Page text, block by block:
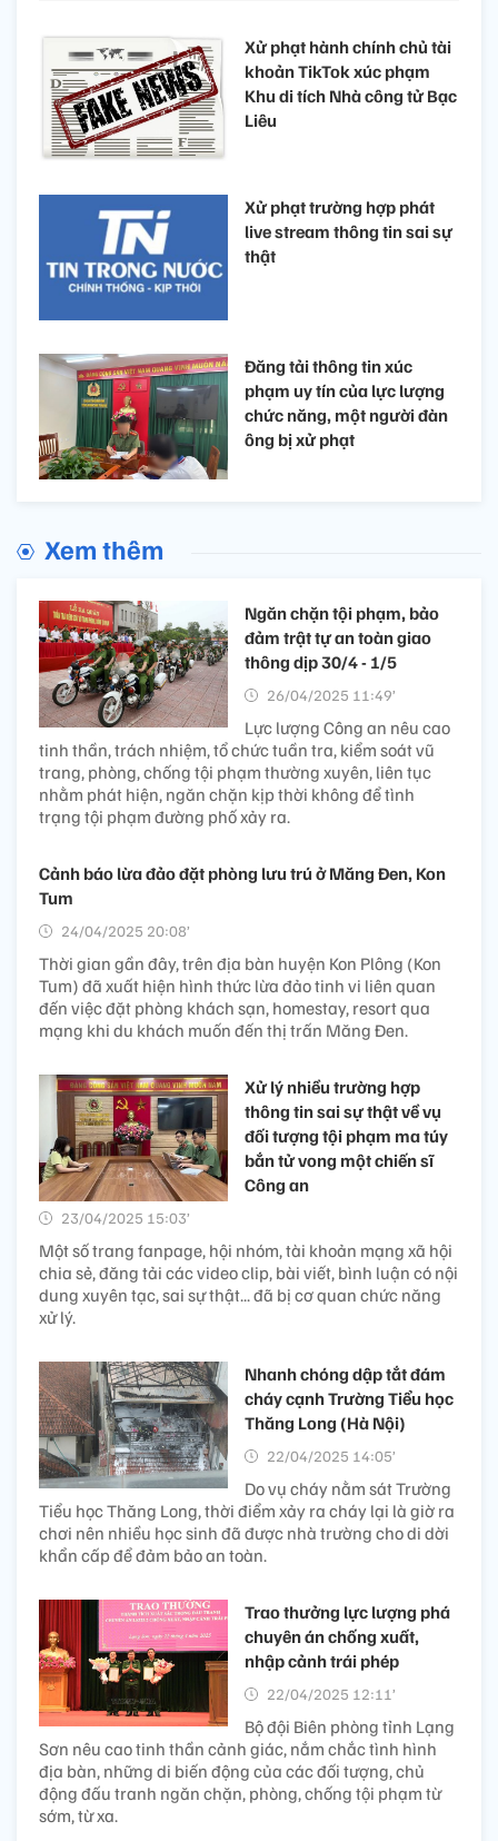
Xử phạt hành chính chủ tài
khoản TikTok xúc phạm
Khu di tích Nhà công tử Bạc
Liêu
Xử phạt trường hợp phát
live stream thông tin sai sự
thật
Đăng tải thông tin xúc
phạm uy tín của lực lượng
chức năng, một người đàn
ông bị xử phạt​
Xem thêm
Ngăn chặn tội phạm, bảo
đảm trật tự an toàn giao
thông dịp 30/4 - 1/5
26/04/2025 11:49’
Lực lượng Công an nêu cao
tinh thần, trách nhiệm, tổ chức tuần tra, kiểm soát vũ
trang, phòng, chống tội phạm thường xuyên, liên tục
nhằm phát hiện, ngăn chặn kịp thời không để tình
trạng tội phạm đường phố xảy ra.
Cảnh báo lừa đảo đặt phòng lưu trú ở Măng Đen, Kon
Tum
24/04/2025 20:08’
Thời gian gần đây, trên địa bàn huyện Kon Plông (Kon
Tum) đã xuất hiện hình thức lừa đảo tinh vi liên quan
đến việc đặt phòng khách sạn, homestay, resort qua
mạng khi du khách muốn đến thị trấn Măng Đen.
Xử lý nhiều trường hợp
thông tin sai sự thật về vụ
đối tượng tội phạm ma túy
bắn tử vong một chiến sĩ
Công an
23/04/2025 15:03’
Một số trang fanpage, hội nhóm, tài khoản mạng xã hội
chia sẻ, đăng tải các video clip, bài viết, bình luận có nội
dung xuyên tạc, sai sự thật... đã bị cơ quan chức năng
xử lý.
Nhanh chóng dập tắt đám
cháy cạnh Trường Tiểu học
Thăng Long (Hà Nội)
22/04/2025 14:05’
Do vụ cháy nằm sát Trường
Tiểu học Thăng Long, thời điểm xảy ra cháy lại là giờ ra
chơi nên nhiều học sinh đã được nhà trường cho di dời
khẩn cấp để đảm bảo an toàn.
Trao thưởng lực lượng phá
chuyên án chống xuất,
nhập cảnh trái phép
22/04/2025 12:11’
Bộ đội Biên phòng tỉnh Lạng
Sơn nêu cao tinh thần cảnh giác, nắm chắc tình hình
địa bàn, những di biến động của các đối tượng, chủ
động đấu tranh ngăn chặn, phòng, chống tội phạm từ
sớm, từ xa.